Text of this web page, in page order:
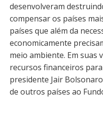
desenvolveram
compensar os países
países que além da
economicamente
meio ambiente. Em suas
recursos financeiros
presidente Jair
de outros países ao